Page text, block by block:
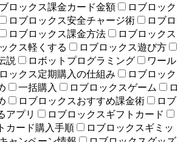
ロックス課金カード金額
ロブロック
ロブロックス安全チャージ術
ロブロ
ロブロックス課金方法
ロブロックス
クス軽くする
ロブロックス遊び方
説
ロボットプログラミング
ワール
ックス定期購入の仕組み
ロブロック
一括購入 ロブロックスゲーム
ロ
ロブロックスおすすめ課金術
ロブ
アプリ
ロブロックスギフトカード
カード購入手順
ロブロックスギミッ